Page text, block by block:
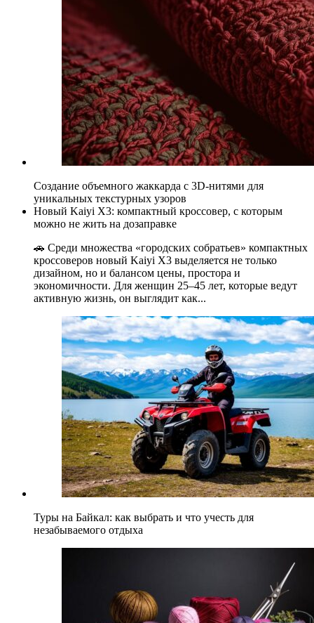
Создание объемного жаккарда с 3D-нитями для
уникальных текстурных узоров
Новый Kaiyi X3: компактный кроссовер, с которым
можно не жить на дозаправке
🚗 Среди множества «городских собратьев» компактных
кроссоверов новый Kaiyi X3 выделяется не только
дизайном, но и балансом цены, простора и
экономичности. Для женщин 25–45 лет, которые ведут
активную жизнь, он выглядит как...
Туры на Байкал: как выбрать и что учесть для
незабываемого отдыха